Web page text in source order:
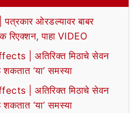
ओरडल्यावर बाबर
पाहा VIDEO
| अतिरिक्त मिठाचे सेवन
शकतात ‘या’ समस्या
| अतिरिक्त मिठाचे सेवन
शकतात ‘या’ समस्या